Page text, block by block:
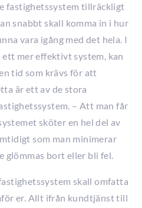
fastighetssystem tillräckligt
snabbt skall komma in i hur
vara igång med det hela. I
mer effektivt system, kan
tid som krävs för att
är ett av de stora
– Att man får
sköter en hel del av
som man minimerar
glömmas bort eller bli fel.
skall omfatta
er. Allt ifrån kundtjänst till